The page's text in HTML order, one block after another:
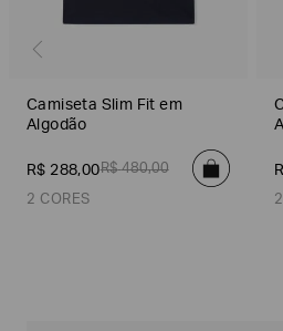
Camiseta Slim Fit em
Algodão
R$ 288,00R$ 480,00
2 CORES